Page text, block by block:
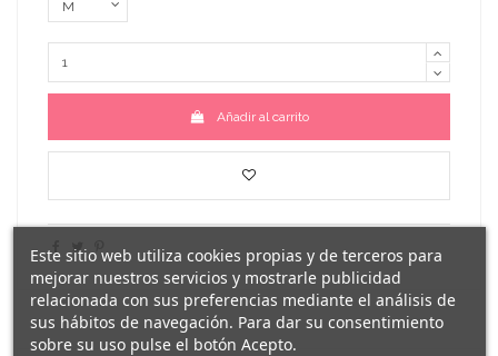
Añadir al carrito
Este sitio web utiliza cookies propias y de terceros para
mejorar nuestros servicios y mostrarle publicidad
relacionada con sus preferencias mediante el análisis de
sus hábitos de navegación. Para dar su consentimiento
sobre su uso pulse el botón Acepto.